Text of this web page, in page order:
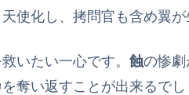
使化し、拷問官も含め翼
救いたい一心です。 蝕の惨
を奪い返すことが出来るで